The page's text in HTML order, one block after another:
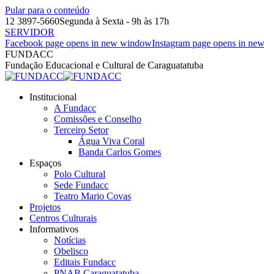
Pular para o conteúdo
12 3897-5660Segunda à Sexta - 9h às 17h
SERVIDOR
Facebook page opens in new windowInstagram page opens in
FUNDACC
Fundação Educacional e Cultural de Caraguatatuba
Institucional
A Fundacc
Comissões e Conselho
Terceiro Setor
Água Viva Coral
Banda Carlos Gomes
Espaços
Polo Cultural
Sede Fundacc
Teatro Mario Covas
Projetos
Centros Culturais
Informativos
Notícias
Obelisco
Editais Fundacc